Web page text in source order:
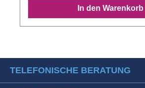
In den Warenkorb
TELEFONISCHE BERATUNG